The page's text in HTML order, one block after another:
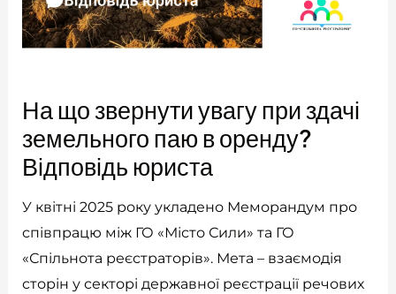
На що звернути увагу при здачі
земельного паю в оренду?
Відповідь юриста
У квітні 2025 року укладено Меморандум про
співпрацю між ГО «Місто Сили» та ГО
«Спільнота реєстраторів». Мета – взаємодія
сторін у секторі державної реєстрації речових